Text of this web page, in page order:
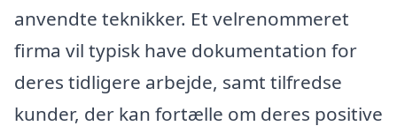
anvendte teknikker. Et velrenommeret
firma vil typisk have dokumentation for
deres tidligere arbejde, samt tilfredse
kunder, der kan fortælle om deres positive